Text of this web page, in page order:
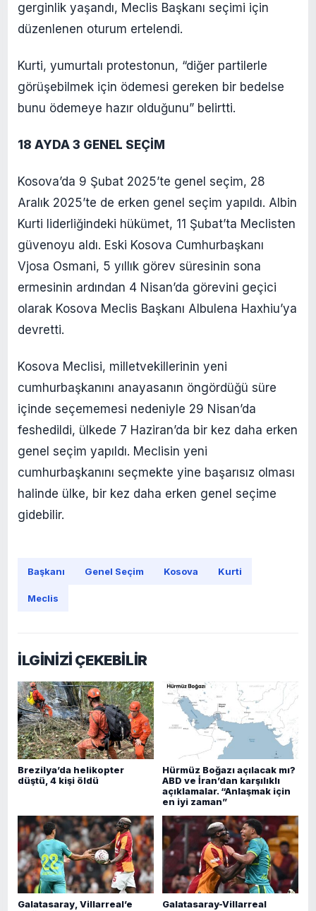
gerginlik yaşandı, Meclis Başkanı seçimi için
düzenlenen oturum ertelendi.
Kurti, yumurtalı protestonun, “diğer partilerle
görüşebilmek için ödemesi gereken bir bedelse
bunu ödemeye hazır olduğunu” belirtti.
18 AYDA 3 GENEL SEÇİM
Kosova’da 9 Şubat 2025’te genel seçim, 28
Aralık 2025’te de erken genel seçim yapıldı. Albin
Kurti liderliğindeki hükümet, 11 Şubat’ta Meclisten
güvenoyu aldı. Eski Kosova Cumhurbaşkanı
Vjosa Osmani, 5 yıllık görev süresinin sona
ermesinin ardından 4 Nisan’da görevini geçici
olarak Kosova Meclis Başkanı Albulena Haxhiu’ya
devretti.
Kosova Meclisi, milletvekillerinin yeni
cumhurbaşkanını anayasanın öngördüğü süre
içinde seçememesi nedeniyle 29 Nisan’da
feshedildi, ülkede 7 Haziran’da bir kez daha erken
genel seçim yapıldı. Meclisin yeni
cumhurbaşkanını seçmekte yine başarısız olması
halinde ülke, bir kez daha erken genel seçime
gidebilir.
Başkanı Genel Seçim Kosova Kurti
Meclis
İLGİNİZİ ÇEKEBİLİR
Brezilya’da helikopter
düştü, 4 kişi öldü
Hürmüz Boğazı açılacak mı?
ABD ve İran’dan karşılıklı
açıklamalar. “Anlaşmak için
en iyi zaman”
Galatasaray, Villarreal’e
Galatasaray-Villarreal